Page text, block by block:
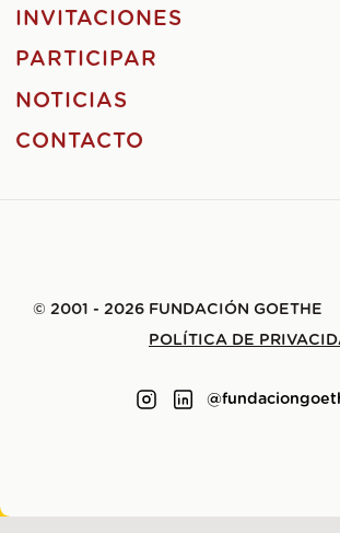
INVITACIONES
PARTICIPAR
NOTICIAS
CONTACTO
© 2001 - 2026 FUNDACIÓN GOETHE
POLÍTICA DE